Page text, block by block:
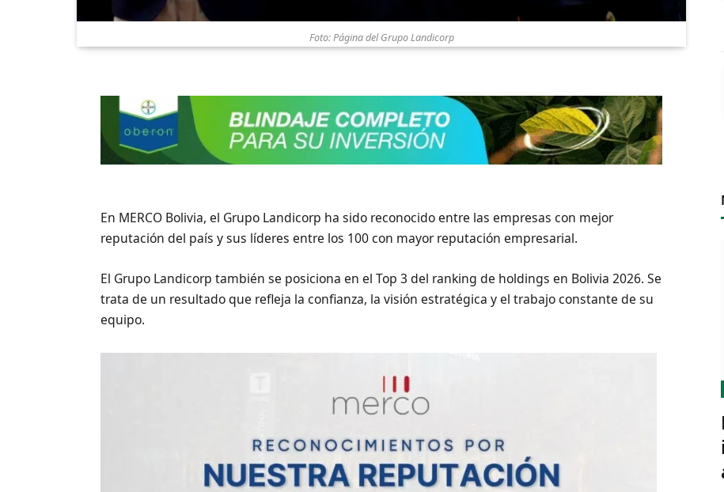
Foto: Página del Grupo Landicorp
En MERCO Bolivia, el Grupo Landicorp ha sido reconocido entre las empresas con mejor
reputación del país y sus líderes entre los 100 con mayor reputación empresarial.
El Grupo Landicorp también se posiciona en el Top 3 del ranking de holdings en Bolivia 2026. Se
trata de un resultado que refleja la confianza, la visión estratégica y el trabajo constante de su
equipo.